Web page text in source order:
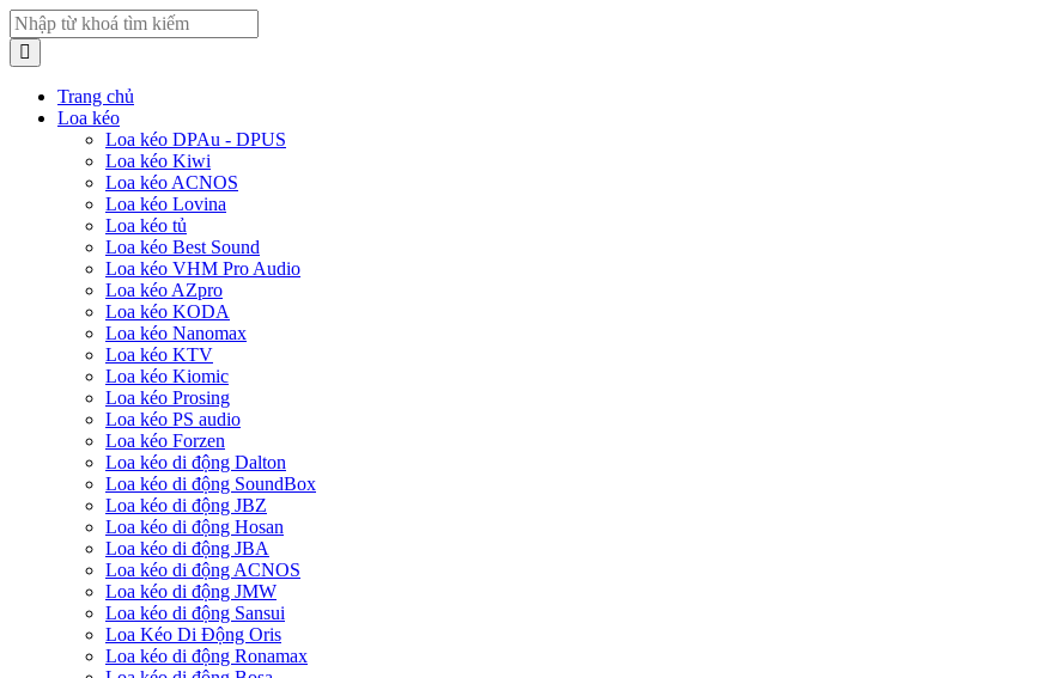
Trang chủ
Loa kéo
Loa kéo DPAu - DPUS
Loa kéo Kiwi
Loa kéo ACNOS
Loa kéo Lovina
Loa kéo tủ
Loa kéo Best Sound
Loa kéo VHM Pro Audio
Loa kéo AZpro
Loa kéo KODA
Loa kéo Nanomax
Loa kéo KTV
Loa kéo Kiomic
Loa kéo Prosing
Loa kéo PS audio
Loa kéo Forzen
Loa kéo di động Dalton
Loa kéo di động SoundBox
Loa kéo di động JBZ
Loa kéo di động Hosan
Loa kéo di động JBA
Loa kéo di động ACNOS
Loa kéo di động JMW
Loa kéo di động Sansui
Loa Kéo Di Động Oris
Loa kéo di động Ronamax